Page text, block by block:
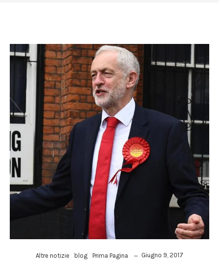
Altre notizie blog Prima Pagina Giugno 9, 2017